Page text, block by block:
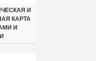
И
КАРТА
И